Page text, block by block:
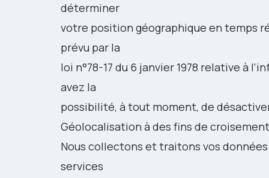
déterminer
votre position géographique en temps
prévu par la
loi n°78-17 du 6 janvier 1978 relative à
avez la
possibilité, à tout moment, de
Géolocalisation à des fins de croisement
Nous collectons et traitons vos
services